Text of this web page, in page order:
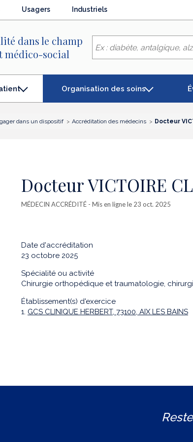
Usagers Industriels
dans le champ
médico-social
Organisation des soins
dans un dispositif Accréditation des médecins Docteur
Docteur VICTOIRE
MÉDECIN ACCRÉDITÉ - Mis en ligne le 23 oct. 2025
Date d'accréditation
23 octobre 2025
Spécialité ou activité
Chirurgie orthopédique et traumatologie,
Établissement(s) d'exercice
1. GCS CLINIQUE HERBERT, 73100, AIX LES BAINS